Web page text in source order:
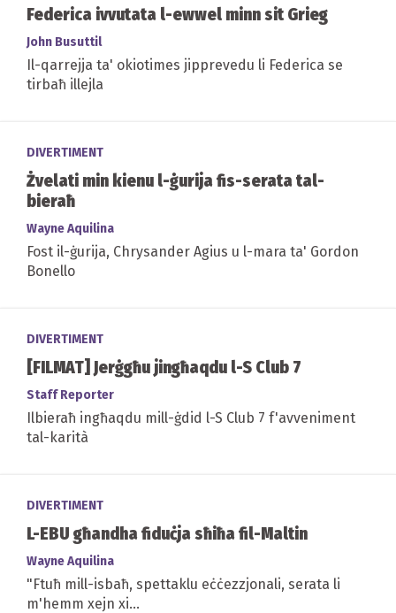
Federica ivvutata l-ewwel minn sit Grieg
John Busuttil
Il-qarrejja ta' okiotimes jipprevedu li Federica se
tirbaħ illejla
DIVERTIMENT
Żvelati min kienu l-ġurija fis-serata tal-
bieraħ
Wayne Aquilina
Fost il-ġurija, Chrysander Agius u l-mara ta' Gordon
Bonello
DIVERTIMENT
[FILMAT] Jerġgħu jingħaqdu l-S Club 7
Staff Reporter
Ilbieraħ ingħaqdu mill-ġdid l-S Club 7 f'avveniment
tal-karità
DIVERTIMENT
L-EBU għandha fiduċja sħiħa fil-Maltin
Wayne Aquilina
"Ftuħ mill-isbaħ, spettaklu eċċezzjonali, serata li
m'hemm xejn xi...